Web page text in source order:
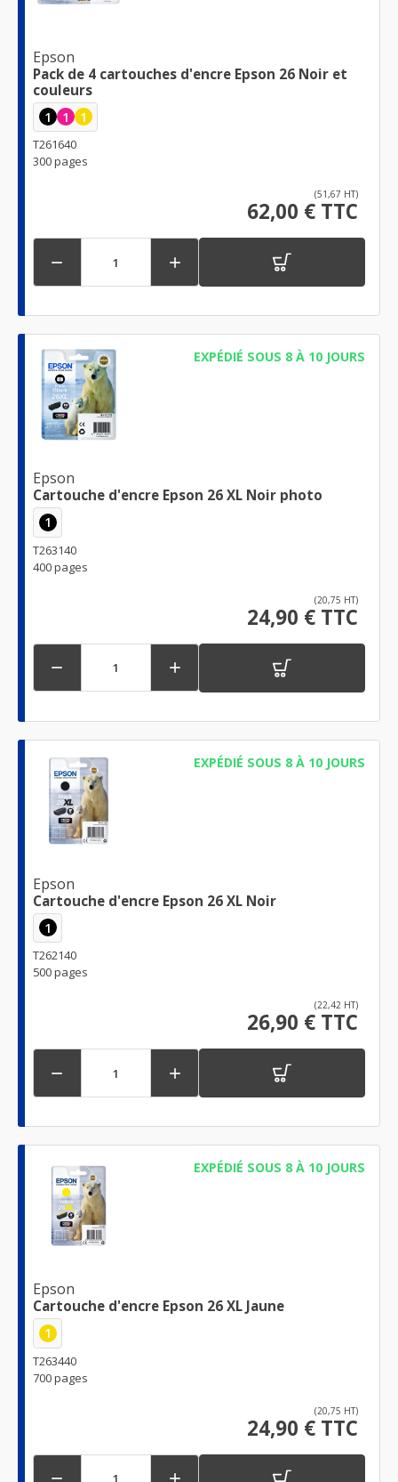
Epson
Pack de 4 cartouches d'encre Epson 26 Noir et
couleurs
1 1 1
T261640
300 pages
(51,67 HT)
62,00 € TTC
 
EXPÉDIÉ SOUS 8 À 10 JOURS
Epson
Cartouche d'encre Epson 26 XL Noir photo
1
T263140
400 pages
(20,75 HT)
24,90 € TTC
 
EXPÉDIÉ SOUS 8 À 10 JOURS
Epson
Cartouche d'encre Epson 26 XL Noir
1
T262140
500 pages
(22,42 HT)
26,90 € TTC
 
EXPÉDIÉ SOUS 8 À 10 JOURS
Epson
Cartouche d'encre Epson 26 XL Jaune
1
T263440
700 pages
(20,75 HT)
24,90 € TTC